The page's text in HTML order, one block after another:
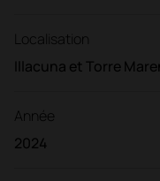
Localisation
Illacuna et Torre
Année
2024